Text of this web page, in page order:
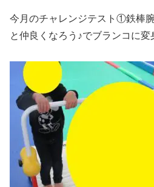
今月のチャレンジテスト①鉄棒
と仲良くなろう♪でブランコに変